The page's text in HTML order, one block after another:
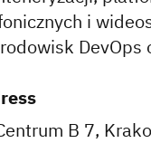
i
DevOps
B 7,